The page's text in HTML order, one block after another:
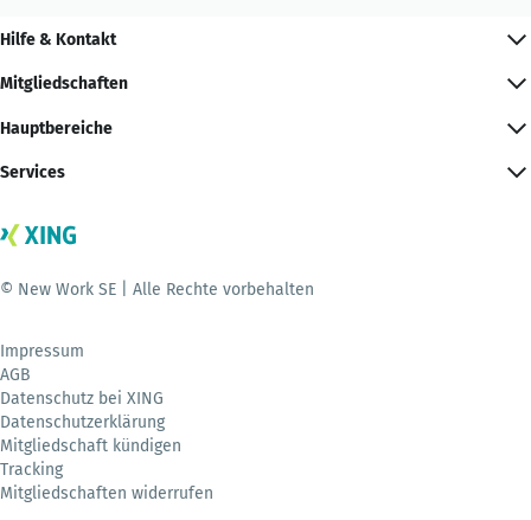
Hilfe & Kontakt
Mitgliedschaften
Hauptbereiche
Services
© New Work SE | Alle Rechte vorbehalten
Impressum
AGB
Datenschutz bei XING
Datenschutzerklärung
Mitgliedschaft kündigen
Tracking
Mitgliedschaften widerrufen